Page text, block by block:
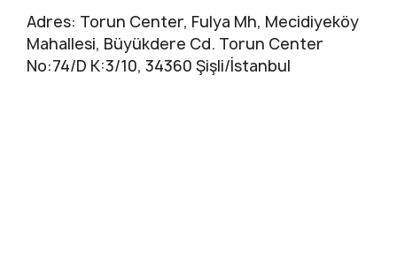
Adres: Torun Center, Fulya Mh, Mecidiyeköy
Mahallesi, Büyükdere Cd. Torun Center
No:74/D K:3/10, 34360 Şişli/İstanbul